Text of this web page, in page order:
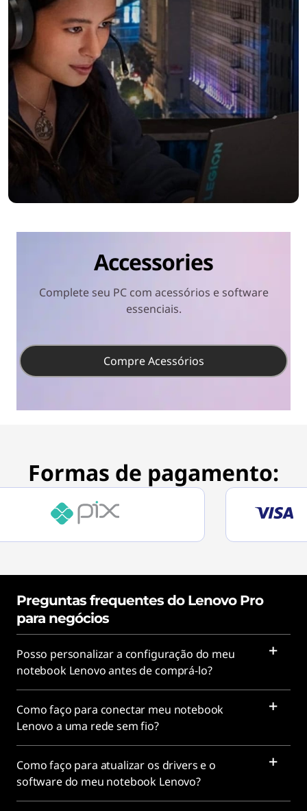
Accessories
Complete seu PC com acessórios e software
essenciais.
Compre Acessórios
Formas de pagamento:
Preguntas frequentes do Lenovo Pro
para negócios
Posso personalizar a configuração do meu
notebook Lenovo antes de comprá-lo?
Como faço para conectar meu notebook
Lenovo a uma rede sem fio?
Como faço para atualizar os drivers e o
software do meu notebook Lenovo?